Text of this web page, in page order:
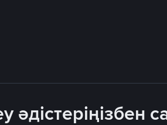
әдістеріңізбен